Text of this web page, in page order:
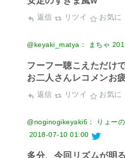
返信 リツイ お気に
@keyaki_matya： まちゃ
フーフー聴こえただけ
お二人さんレコメンお疲
返信 リツイ お気に
@noginogikeyaki6： りょー
2018-07-10 01:00
多分、今回リズムが明